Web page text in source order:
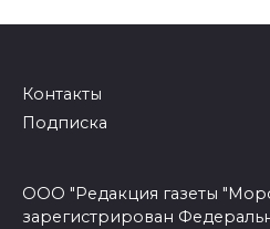
Контакты
Подписка
ООО "Редакция газеты
зарегистрирован